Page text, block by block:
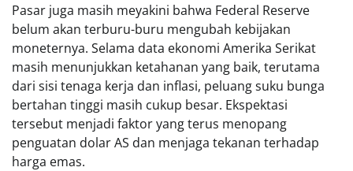
Pasar juga masih meyakini bahwa Federal Reserve
belum akan terburu-buru mengubah kebijakan
moneternya. Selama data ekonomi Amerika Serikat
masih menunjukkan ketahanan yang baik, terutama
dari sisi tenaga kerja dan inflasi, peluang suku bunga
bertahan tinggi masih cukup besar. Ekspektasi
tersebut menjadi faktor yang terus menopang
penguatan dolar AS dan menjaga tekanan terhadap
harga emas.